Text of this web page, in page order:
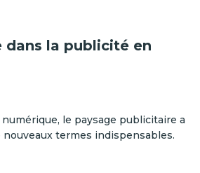
dans la publicité en
le paysage publicitaire a
termes indispensables.